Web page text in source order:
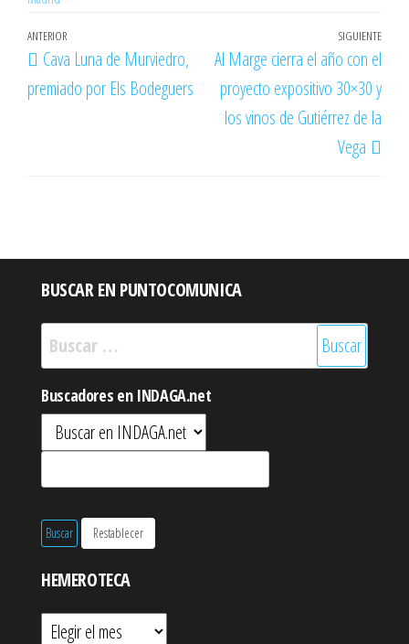
Navegación
de
entradas
Entrada
anterior
ANTERIOR
Cava Luna de Murviedro,
premiado por Els Bodeguers
SIGUIENTE
Al Marge cierra el año con el
proyecto expositivo 30×30 y
los vinos de Gutiérrez de la
Vega
BUSCAR EN PUNTOCOMUNICA
Buscar:
Buscadores en INDAGA.net
HEMEROTECA
Hemeroteca